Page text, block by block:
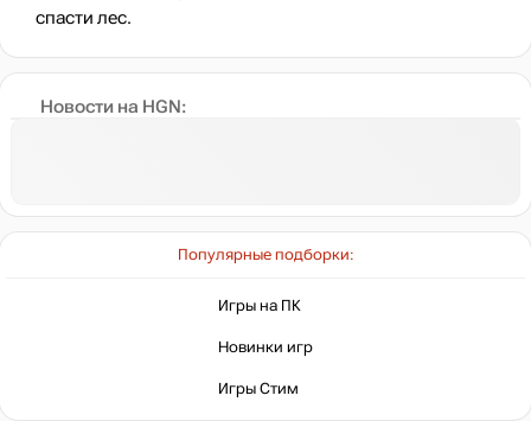
Новости на HGN:
Популярные подборки:
Игры на ПК
Новинки игр
Игры Стим
спасти лес.